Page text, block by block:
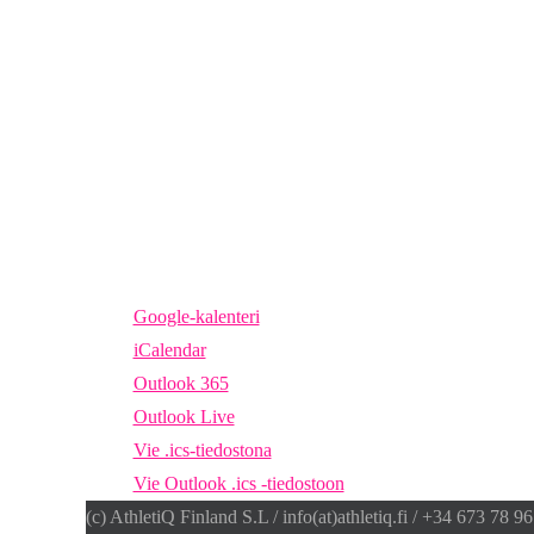
Google-kalenteri
iCalendar
Outlook 365
Outlook Live
Vie .ics-tiedostona
Vie Outlook .ics -tiedostoon
(c) AthletiQ Finland S.L / info(at)athletiq.fi / +34 673 78